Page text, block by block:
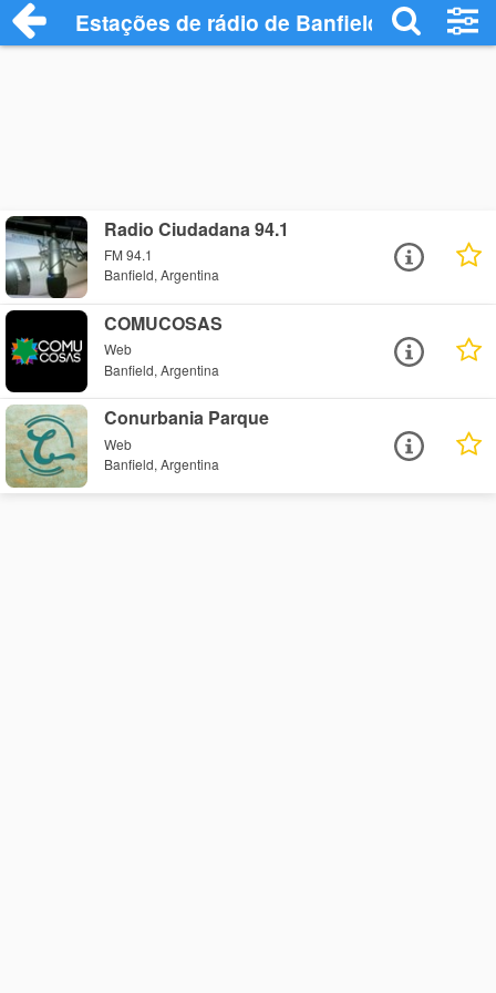
Estações de rádio de Banfield - Ouça
Radio Ciudadana 94.1
FM 94.1
Banfield, Argentina
COMUCOSAS
Web
Banfield, Argentina
Conurbania Parque
Web
Banfield, Argentina